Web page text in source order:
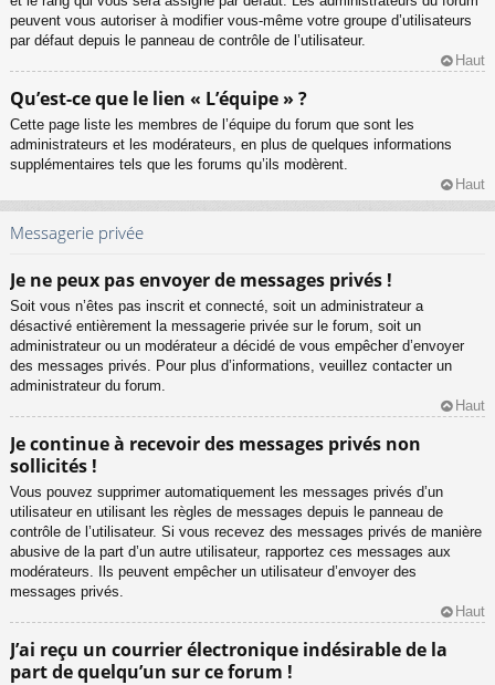
peuvent vous autoriser à modifier vous-même votre groupe d’utilisateurs
par défaut depuis le panneau de contrôle de l’utilisateur.
Haut
Qu’est-ce que le lien « L’équipe » ?
Cette page liste les membres de l’équipe du forum que sont les
administrateurs et les modérateurs, en plus de quelques informations
supplémentaires tels que les forums qu’ils modèrent.
Haut
Messagerie privée
Je ne peux pas envoyer de messages privés !
Soit vous n’êtes pas inscrit et connecté, soit un administrateur a
désactivé entièrement la messagerie privée sur le forum, soit un
administrateur ou un modérateur a décidé de vous empêcher d’envoyer
des messages privés. Pour plus d’informations, veuillez contacter un
administrateur du forum.
Haut
Je continue à recevoir des messages privés non
sollicités !
Vous pouvez supprimer automatiquement les messages privés d’un
utilisateur en utilisant les règles de messages depuis le panneau de
contrôle de l’utilisateur. Si vous recevez des messages privés de manière
abusive de la part d’un autre utilisateur, rapportez ces messages aux
modérateurs. Ils peuvent empêcher un utilisateur d’envoyer des
messages privés.
Haut
J’ai reçu un courrier électronique indésirable de la
part de quelqu’un sur ce forum !